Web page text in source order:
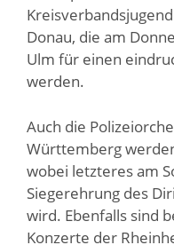
Donau, die am
Ulm für einen
werden.
Auch die
Württemberg
wobei letzteres am
Siegerehrung des
wird. Ebenfalls sind
Konzerte der